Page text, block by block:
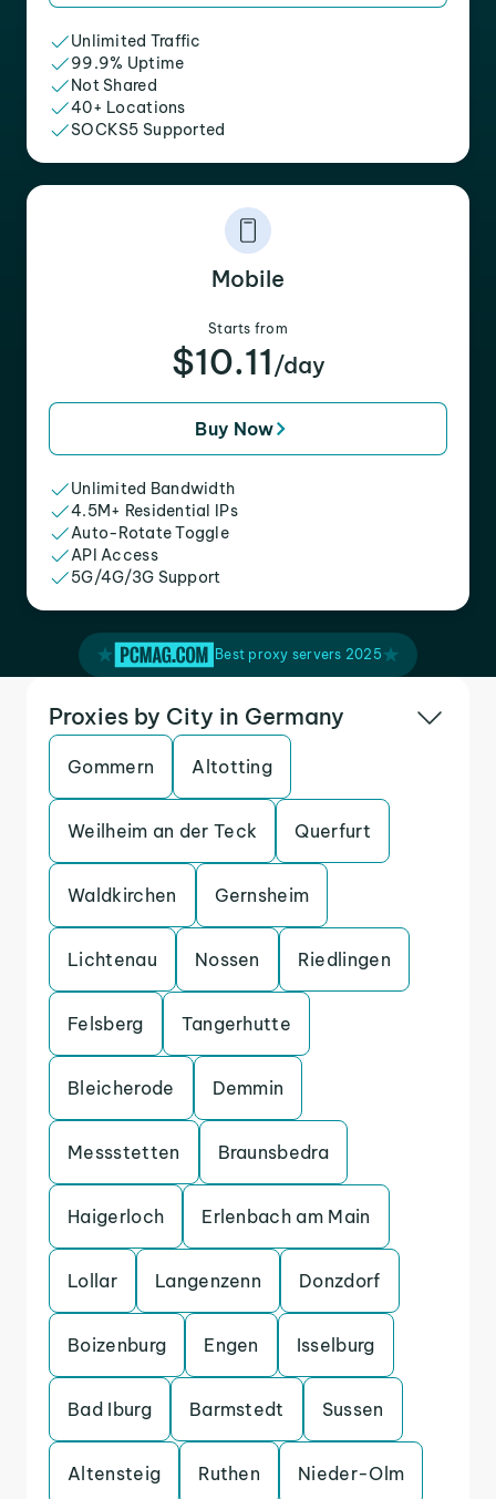
Unlimited Traffic
99.9% Uptime
Not Shared
40+ Locations
SOCKS5 Supported
Mobile
Starts from
$10.11 /day
Buy Now
Unlimited Bandwidth
4.5M+ Residential IPs
Auto-Rotate Toggle
API Access
5G/4G/3G Support
Best proxy servers 2025
Proxies by City in Germany
Gommern Altotting
Weilheim an der Teck Querfurt
Waldkirchen Gernsheim
Lichtenau Nossen Riedlingen
Felsberg Tangerhutte
Bleicherode Demmin
Messstetten Braunsbedra
Haigerloch Erlenbach am Main
Lollar Langenzenn Donzdorf
Boizenburg Engen Isselburg
Bad Iburg Barmstedt Sussen
Altensteig Ruthen Nieder-Olm